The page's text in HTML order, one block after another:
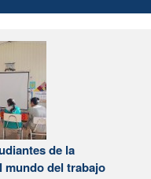
de la
mundo del trabajo